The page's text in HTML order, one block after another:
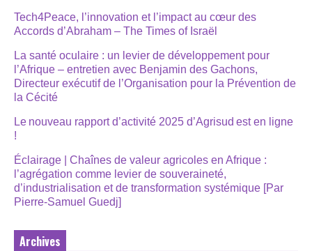
Tech4Peace, l’innovation et l’impact au cœur des
Accords d’Abraham – The Times of Israël
La santé oculaire : un levier de développement pour
l’Afrique – entretien avec Benjamin des Gachons,
Directeur exécutif de l’Organisation pour la Prévention de
la Cécité
Le nouveau rapport d’activité 2025 d’Agrisud est en ligne
!
Éclairage | Chaînes de valeur agricoles en Afrique :
l’agrégation comme levier de souveraineté,
d’industrialisation et de transformation systémique [Par
Pierre-Samuel Guedj]
Archives